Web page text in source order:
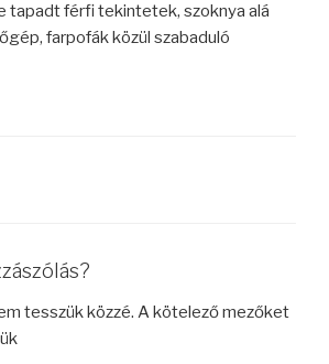
tapadt férfi tekintetek, szoknya alá
farpofák közül szabaduló
tesszük közzé. A kötelező mezőket